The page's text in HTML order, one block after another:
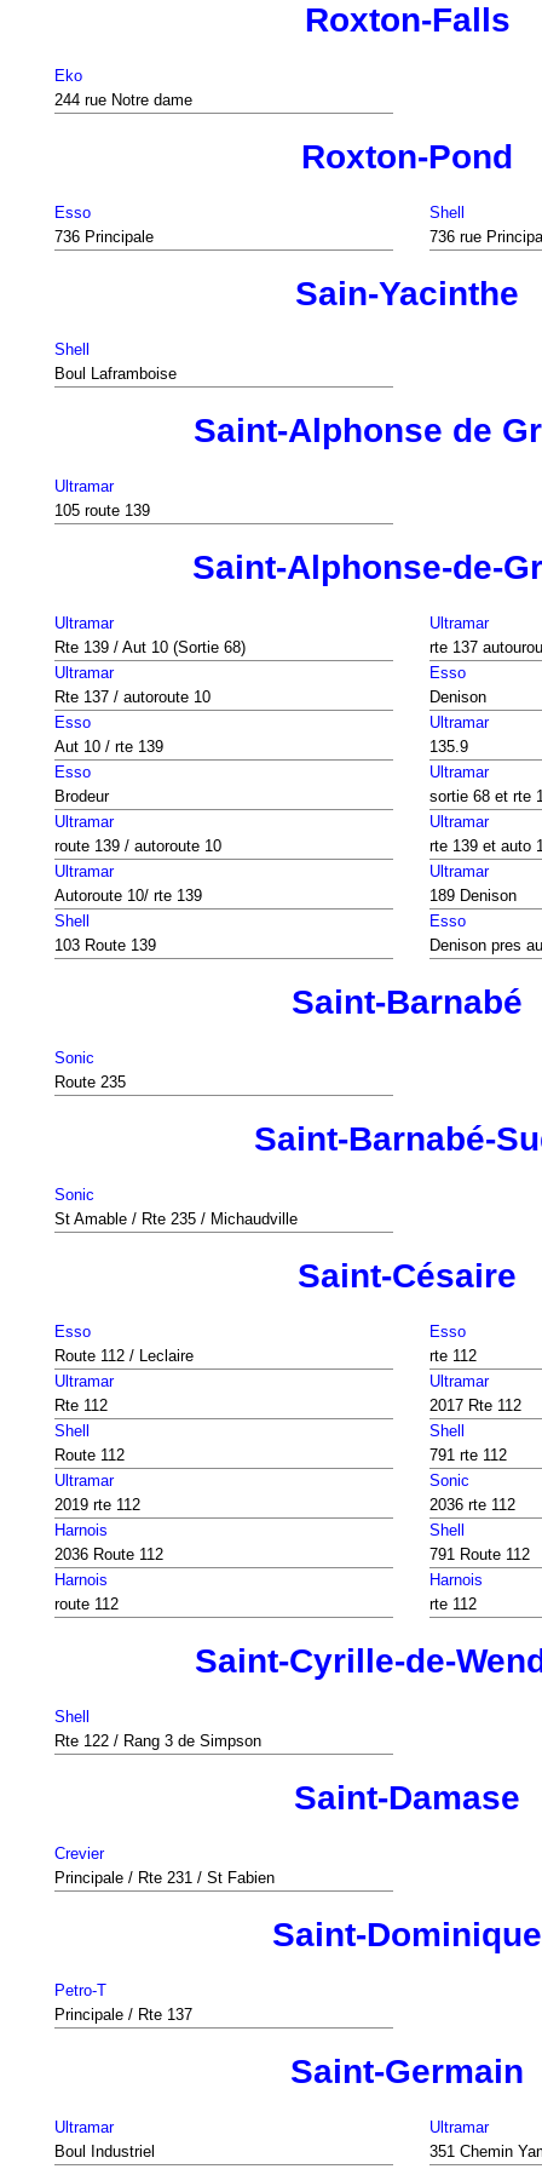
Roxton-Falls
Eko
244 rue Notre dame
Roxton-Pond
Esso
736 Principale
Shell
736 rue
Sain-Yacinthe
Shell
Boul Laframboise
Saint-Alphonse de
Ultramar
105 route 139
Saint-Alphonse-de-
Ultramar
Rte 139 / Aut 10 (Sortie 68)
Ultramar
rte 137
Ultramar
Rte 137 / autoroute 10
Esso
Denison
Esso
Aut 10 / rte 139
Ultramar
135.9
Esso
Brodeur
Ultramar
sortie 68 et rte
Ultramar
route 139 / autoroute 10
Ultramar
rte 139 et auto
Ultramar
Autoroute 10/ rte 139
Ultramar
189 Denison
Shell
103 Route 139
Esso
Denison pres
Saint-Barnabé
Sonic
Route 235
Saint-Barnabé-
Sonic
St Amable / Rte 235 / Michaudville
Saint-Césaire
Esso
Route 112 / Leclaire
Esso
rte 112
Ultramar
Rte 112
Ultramar
2017 Rte 112
Shell
Route 112
Shell
791 rte 112
Ultramar
2019 rte 112
Sonic
2036 rte 112
Harnois
2036 Route 112
Shell
791 Route 112
Harnois
route 112
Harnois
rte 112
Saint-Cyrille-de-
Shell
Rte 122 / Rang 3 de Simpson
Saint-Damase
Crevier
Principale / Rte 231 / St Fabien
Saint-Dominique
Petro-T
Principale / Rte 137
Saint-Germain
Ultramar
Boul Industriel
Ultramar
351 Chemin